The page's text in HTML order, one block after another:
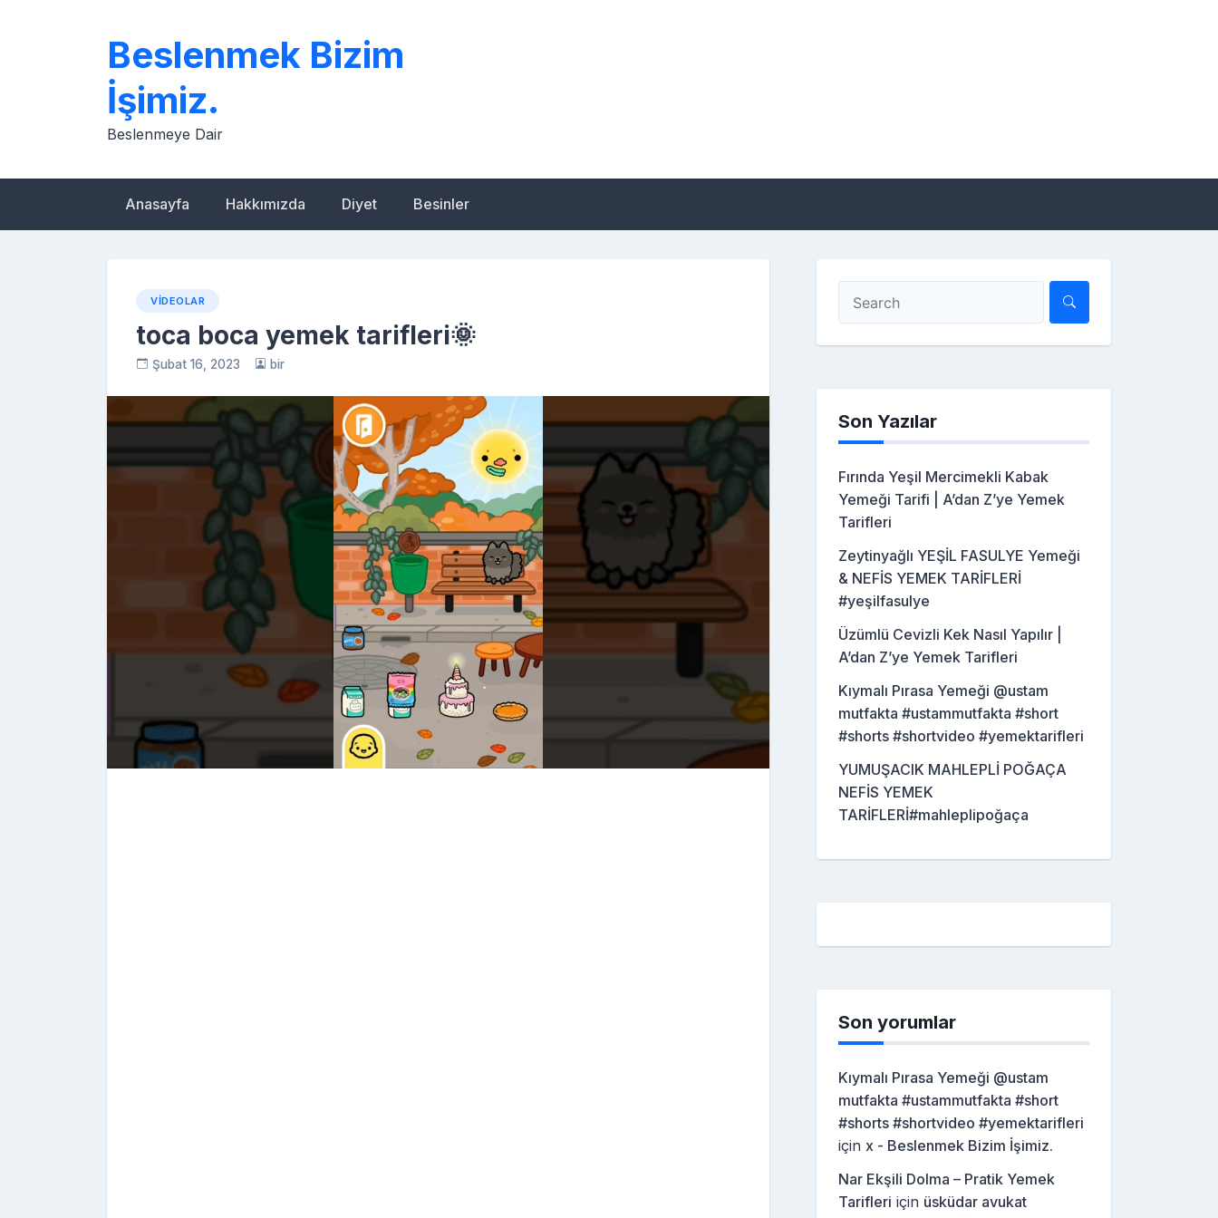
Beslenmek Bizim
İşimiz.
Beslenmeye Dair
Anasayfa Hakkımızda Diyet Besinler
VIDEOLAR
toca boca yemek tarifleri🌞
Şubat 16, 2023 bir
Son Yazılar
Fırında Yeşil Mercimekli Kabak
Yemeği Tarifi | A’dan Z’ye Yemek
Tarifleri
Zeytinyağlı YEŞİL FASULYE Yemeği
& NEFİS YEMEK TARİFLERİ
#yeşilfasulye
Üzümlü Cevizli Kek Nasıl Yapılır |
A’dan Z’ye Yemek Tarifleri
Kıymalı Pırasa Yemeği @ustam
mutfakta #ustammutfakta #short
#shorts #shortvideo #yemektarifleri
YUMUŞACIK MAHLEPLİ POĞAÇA
NEFİS YEMEK
TARİFLERİ#mahleplipoğaça
Son yorumlar
Kıymalı Pırasa Yemeği @ustam
mutfakta #ustammutfakta #short
#shorts #shortvideo #yemektarifleri
için x - Beslenmek Bizim İşimiz.
Nar Ekşili Dolma – Pratik Yemek
Tarifleri için üsküdar avukat